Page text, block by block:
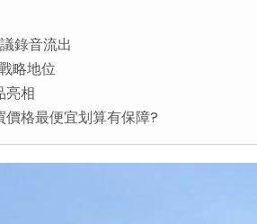
錄音流出
略地位
亮相
價格最便宜划算有保障?